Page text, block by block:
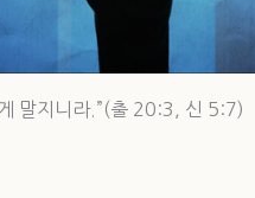
말지니라.”(출 20:3, 신 5:7)